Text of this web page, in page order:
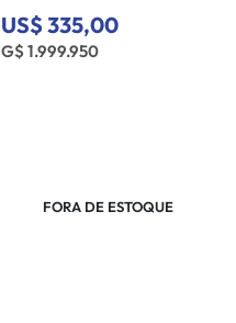
US$ 335,00
G$ 1.999.950
FORA DE ESTOQUE